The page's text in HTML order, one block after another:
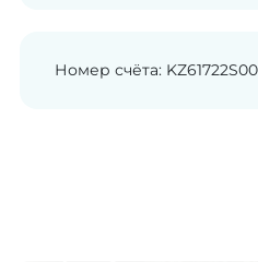
Номер счёта: